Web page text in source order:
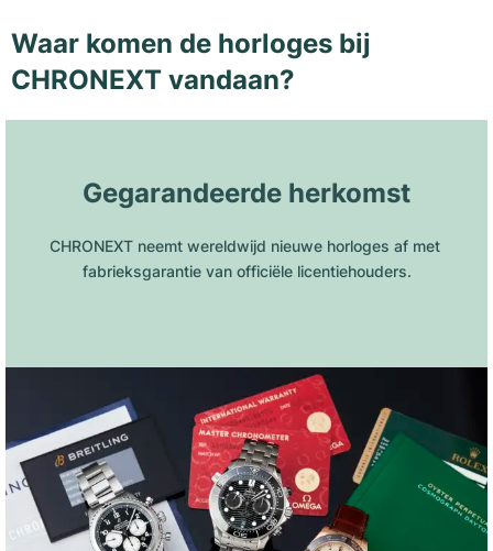
Waar komen de horloges bij
CHRONEXT vandaan?
Gegarandeerde herkomst
CHRONEXT neemt wereldwijd nieuwe horloges af met
fabrieksgarantie van officiële licentiehouders.